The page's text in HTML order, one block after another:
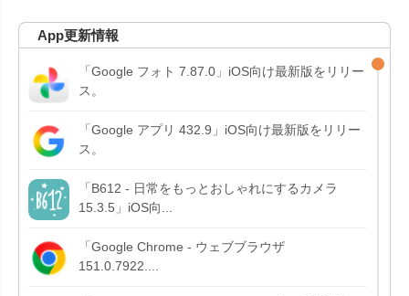
App更新情報
「Google フォト 7.87.0」iOS向け最新版をリリー
ス。
「Google アプリ 432.9」iOS向け最新版をリリー
ス。
「B612 - 日常をもっとおしゃれにするカメラ
15.3.5」iOS向...
「Google Chrome - ウェブブラウザ
151.0.7922....